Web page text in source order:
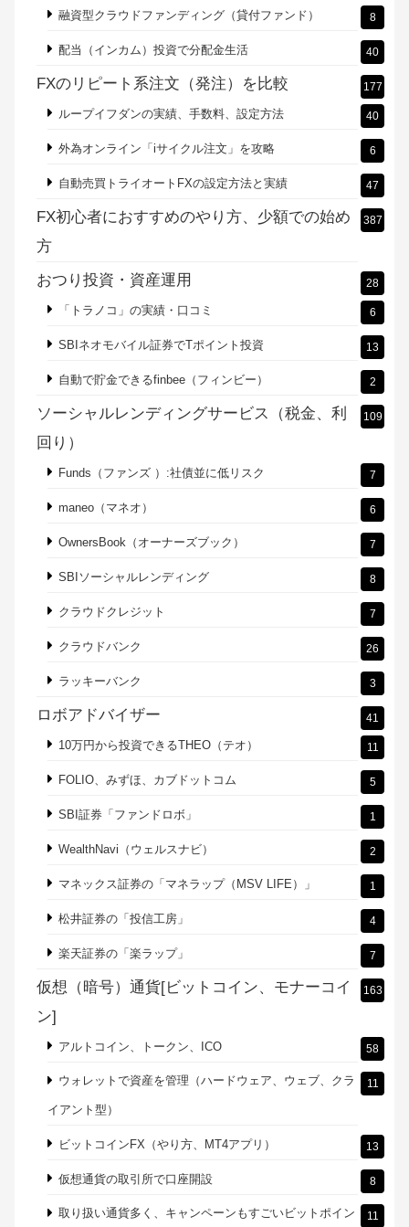
融資型クラウドファンディング（貸付ファンド） 8
配当（インカム）投資で分配金生活 40
FXのリピート系注文（発注）を比較 177
ループイフダンの実績、手数料、設定方法 40
外為オンライン「iサイクル注文」を攻略 6
自動売買トライオートFXの設定方法と実績 47
FX初心者におすすめのやり方、少額での始め
方
387
おつり投資・資産運用 28
「トラノコ」の実績・口コミ 6
SBIネオモバイル証券でTポイント投資 13
自動で貯金できるfinbee（フィンビー） 2
ソーシャルレンディングサービス（税金、利
回り）
109
Funds（ファンズ ）:社債並に低リスク 7
maneo（マネオ） 6
OwnersBook（オーナーズブック） 7
SBIソーシャルレンディング 8
クラウドクレジット 7
クラウドバンク 26
ラッキーバンク 3
ロボアドバイザー 41
10万円から投資できるTHEO（テオ） 11
FOLIO、みずほ、カブドットコム 5
SBI証券「ファンドロボ」 1
WealthNavi（ウェルスナビ） 2
マネックス証券の「マネラップ（MSV LIFE）」 1
松井証券の「投信工房」 4
楽天証券の「楽ラップ」 7
仮想（暗号）通貨[ビットコイン、モナーコイ
ン]
163
アルトコイン、トークン、ICO 58
ウォレットで資産を管理（ハードウェア、ウェブ、クラ
イアント型）
11
ビットコインFX（やり方、MT4アプリ） 13
仮想通貨の取引所で口座開設 8
取り扱い通貨多く、キャンペーンもすごいビットポイン 11